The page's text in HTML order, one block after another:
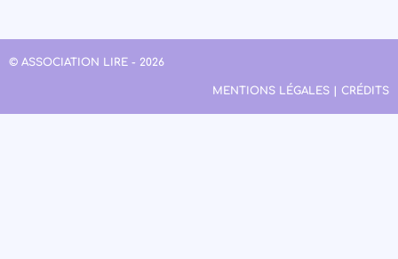
© ASSOCIATION LIRE - 2026
MENTIONS LÉGALES | CRÉDITS